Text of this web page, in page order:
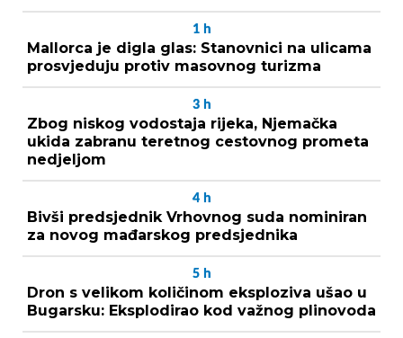
1 h
Mallorca je digla glas: Stanovnici na ulicama
prosvjeduju protiv masovnog turizma
3 h
Zbog niskog vodostaja rijeka, Njemačka
ukida zabranu teretnog cestovnog prometa
nedjeljom
4 h
Bivši predsjednik Vrhovnog suda nominiran
za novog mađarskog predsjednika
5 h
Dron s velikom količinom eksploziva ušao u
Bugarsku: Eksplodirao kod važnog plinovoda